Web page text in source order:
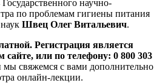
научно-
по проблемам гигиены питания
Швец Олег Витальевич.
Регистрация является
сайте, или по телефону: 0 800 303
мы свяжемся с вами дополнительно
онлайн-лекции.